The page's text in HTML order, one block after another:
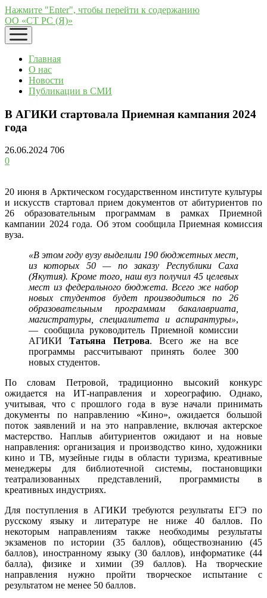
Нажмите "Enter", чтобы перейти к содержанию
ОО «СТ РС (Я)»
открыть
меню
Главная
О нас
Новости
Публикации в СМИ
В АГИКИ стартовала Приемная кампания 2024
года
26.06.2024 706
0
20 июня в Арктическом государственном институте культуры
и искусств стартовал прием документов от абитуриентов по
26 образовательным программам в рамках Приемной
кампании 2024 года. Об этом сообщила Приемная комиссия
вуза.
«В этом году вузу выделили 190 бюджетных мест,
из которых 50 — по заказу Республики Саха
(Якутия). Кроме того, наш вуз получил 45 целевых
мест из федерального бюджета. Всего же набор
новых студентов будет производиться по 26
образовательным программам бакалавриата,
магистратуры, специалитета и аспирантуры»,
— сообщила руководитель Приемной комиссии
АГИКИТатьяна Петрова. Всего же на все
программы рассчитывают принять более 300
новых студентов.
По словам Петровой, традиционно высокий конкурс
ожидается на ИТ-направления и хореографию. Однако,
учитывая, что с прошлого года в вузе начали принимать
документы по направлению «Кино», ожидается большой
поток заявлений и на это направление, включая актерское
мастерство. Наплыв абитуриентов ожидают и на новые
направления: организация и производство кино, художники
кино и ТВ, музейные гиды в области туризма, креативные
менеджеры для библиотечной системы, постановщики
театрализованных представлений, программисты в
креативных индустриях.
Для поступления в АГИКИ требуются результаты ЕГЭ по
русскому языку и литературе не ниже 40 баллов. По
некоторым направлениям также необходимы результаты
экзаменов по истории (35 баллов), обществознанию (45
баллов), иностранному языку (30 баллов), информатике (44
балла), физике и химии (39 баллов). На творческие
направления нужно пройти творческое испытание с
результатом не менее 50 баллов.